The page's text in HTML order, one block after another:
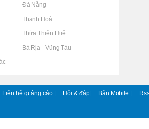
vặt tại Đà Nẵng
vặt tại Thanh Hoá
vặt tại Thừa Thiên Huế
vặt tại Bà Rịa - Vũng Tàu
Liên hệ quảng cáo | Hỏi & đáp | Bản Mobile | Rss